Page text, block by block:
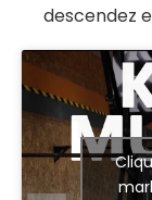
descendez